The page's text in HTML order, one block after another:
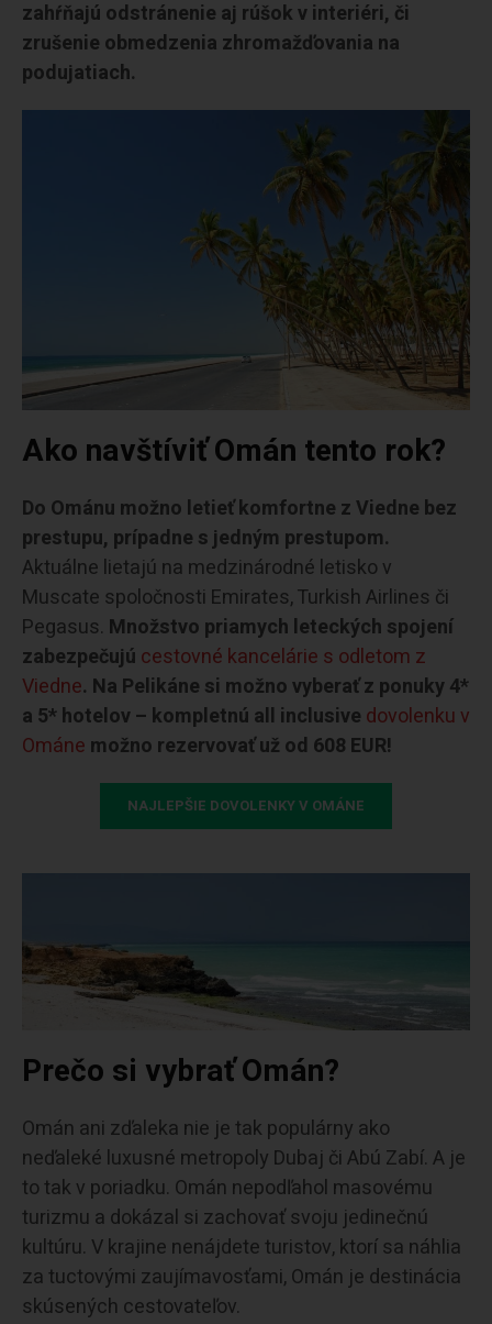
zahŕňajú odstránenie aj rúšok v interiéri, či
zrušenie obmedzenia zhromažďovania na
podujatiach.
Ako navštíviť Omán tento rok?
Do Ománu možno letieť komfortne z Viedne bez
prestupu, prípadne s jedným prestupom.
Aktuálne lietajú na medzinárodné letisko v
Muscate spoločnosti Emirates, Turkish Airlines či
Pegasus. Množstvo priamych leteckých spojení
zabezpečujú cestovné kancelárie s odletom z
Viedne. Na Pelikáne si možno vyberať z ponuky 4*
a 5* hotelov – kompletnú all inclusive dovolenku v
Ománe možno rezervovať už od 608 EUR!
NAJLEPŠIE DOVOLENKY V OMÁNE
Prečo si vybrať Omán?
Omán ani zďaleka nie je tak populárny ako
neďaleké luxusné metropoly Dubaj či Abú Zabí. A je
to tak v poriadku. Omán nepodľahol masovému
turizmu a dokázal si zachovať svoju jedinečnú
kultúru. V krajine nenájdete turistov, ktorí sa náhlia
za tuctovými zaujímavosťami, Omán je destinácia
skúsených cestovateľov.